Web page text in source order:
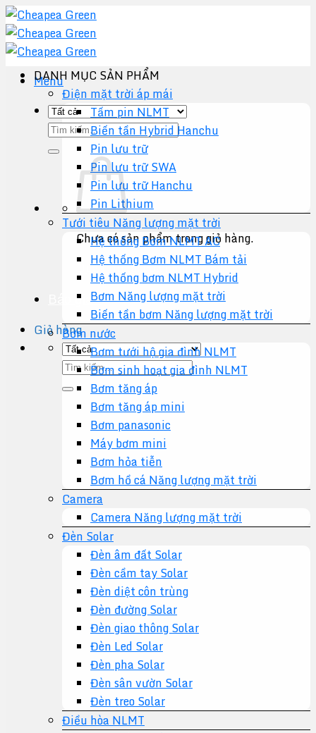
Chuyển
đến
nội
dung
Menu
Tìm
kiếm:
Chưa có sản phẩm trong giỏ hàng.
Quay trở lại cửa hàng
Báo giá +
Giỏ hàng
Tìm
kiếm:
DANH MỤC SẢN PHẨM
Điện mặt trời áp mái
Tấm pin NLMT
Biến tần Hybrid Hanchu
Pin lưu trữ
Pin lưu trữ SWA
Pin lưu trữ Hanchu
Pin Lithium
Tưới tiêu Năng lượng mặt trời
Hệ thống Bơm NLMT AC
Hệ thống Bơm NLMT Bám tải
Hệ thống bơm NLMT Hybrid
Bơm Năng lượng mặt trời
Biến tần bơm Năng lượng mặt trời
Bơm nước
Bơm tưới hộ gia đình NLMT
Bơm sinh hoạt gia đình NLMT
Bơm tăng áp
Bơm tăng áp mini
Bơm panasonic
Máy bơm mini
Bơm hỏa tiễn
Bơm hồ cá Năng lượng mặt trời
Camera
Camera Năng lượng mặt trời
Đèn Solar
Đèn âm đất Solar
Đèn cầm tay Solar
Đèn diệt côn trùng
Đèn đường Solar
Đèn giao thông Solar
Đèn Led Solar
Đèn pha Solar
Đèn sân vườn Solar
Đèn treo Solar
Điều hòa NLMT